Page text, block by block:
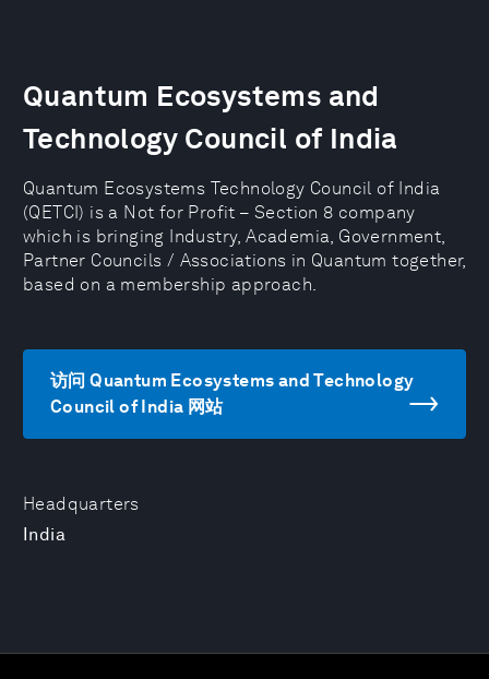
Headquarters
India
Quantum Ecosystems and
Technology Council of India
Quantum Ecosystems Technology Council of India
(QETCI) is a Not for Profit – Section 8 company
which is bringing Industry, Academia, Government,
Partner Councils / Associations in Quantum together,
based on a membership approach.
访问 Quantum Ecosystems and Technology
Council of India 网站